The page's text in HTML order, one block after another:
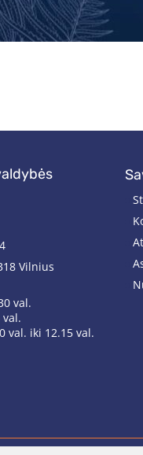
Vilnius
val.
val.
val. iki 12.15 val.